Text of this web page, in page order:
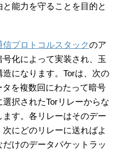
能力を守ることを目的と
信プロトコルスタックのア
化によって実装され、玉
になります。Torは、次の
を複数回にわたって暗号
択されたTorリレーからな
す。各リレーはそのデー
にどのリレーに送ればよ
けのデータパケットラッ